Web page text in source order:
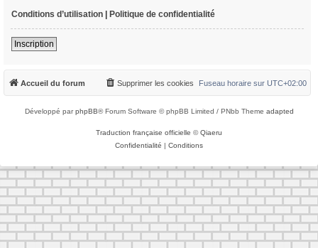
Conditions d’utilisation | Politique de confidentialité
Inscription
Accueil du forum Fuseau horaire sur UTC+02:00
Supprimer les cookies
Développé parphpBB® Forum Software © phpBB Limited / PNbb Theme adapted
Traduction française officielle ©Qiaeru
Confidentialité | Conditions